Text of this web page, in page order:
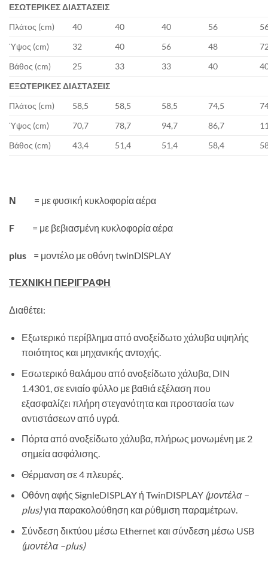
ΕΣΩΤΕΡΙΚΕΣ ΔΙΑΣΤΑΣΕΙΣ
Πλάτος (cm)
40 40 40 56
Ύψος (cm)
32 40 56 48
Βάθος (cm)
25 33 33 40
ΕΞΩΤΕΡΙΚΕΣ ΔΙΑΣΤΑΣΕΙΣ
Πλάτος (cm)
58,5 58,5 58,5 74,5
Ύψος (cm)
70,7 78,7 94,7 86,7
Βάθος (cm)
43,4 51,4 51,4 58,4
Ν = με φυσική κυκλοφορία αέρα
F = με βεβιασμένη κυκλοφορία αέρα
plus = μοντέλο με οθόνη twinDΙSPLAY
ΤΕΧΝΙΚΗ ΠΕΡΙΓΡΑΦΗ
Διαθέτει:
Εξωτερικό περίβλημα από ανοξείδωτο χάλυβα υψηλής
ποιότητος και μηχανικής αντοχής.
Εσωτερικό θαλάμου από ανοξείδωτο χάλυβα, DIN
1.4301, σε ενιαίο φύλλο με βαθιά εξέλαση που
εξασφαλίζει πλήρη στεγανότητα και προστασία των
αντιστάσεων από υγρά.
Πόρτα από ανοξείδωτο χάλυβα, πλήρως μονωμένη με 2
σημεία ασφάλισης.
Θέρμανση σε 4 πλευρές.
Οθόνη αφής SignleDISPLAY ή TwinDISPLAY (μοντέλα –
plus)για παρακολούθηση και ρύθμιση παραμέτρων.
Σύνδεση δικτύου μέσω Ethernet και σύνδεση μέσω USB
(μοντέλα –plus)